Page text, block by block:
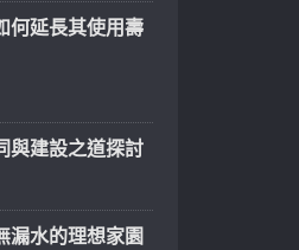
何延長其使用壽
與建設之道探討
漏水的理想家園